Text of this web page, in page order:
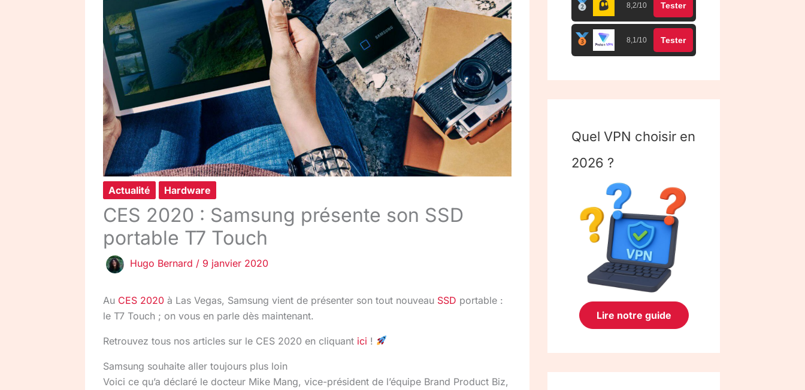
Actualité Hardware
CES 2020 : Samsung présente son SSD
portable T7 Touch
Hugo Bernard / 9 janvier 2020
Au CES 2020 à Las Vegas, Samsung vient de présenter son tout nouveau SSD portable :
le T7 Touch ; on vous en parle dès maintenant.
Retrouvez tous nos articles sur le CES 2020 en cliquant ici !
Samsung souhaite aller toujours plus loin
Voici ce qu’a déclaré le docteur Mike Mang, vice-président de l’équipe Brand Product Biz,
8,2/10 Tester
8,1/10 Tester
Quel VPN choisir en
2026 ?
Lire notre guide